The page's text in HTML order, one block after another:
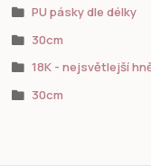
PU pásky dle délky
30cm
18K - nejsvětlejší
30cm